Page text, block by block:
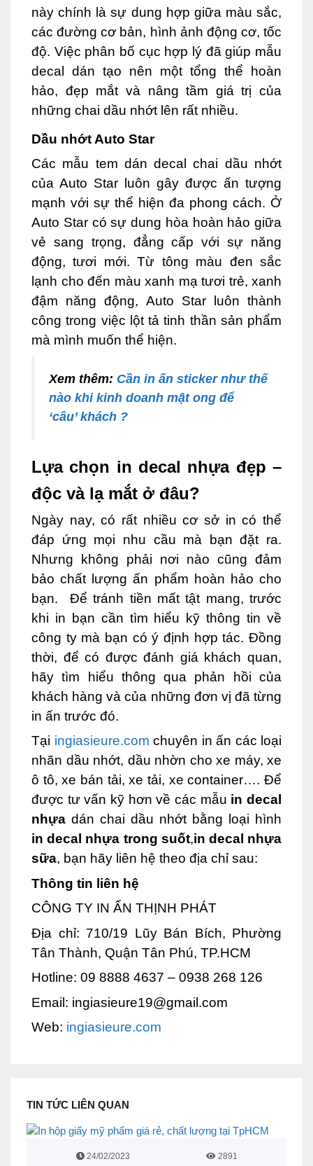
này chính là sự dung hợp giữa màu sắc,
các đường cơ bản, hình ảnh động cơ, tốc
độ. Việc phân bố cục hợp lý đã giúp mẫu
decal dán tạo nên một tổng thể hoàn
hảo, đẹp mắt và nâng tầm giá trị của
những chai dầu nhớt lên rất nhiều.
Dầu nhớt Auto Star
Các mẫu tem dán decal chai dầu nhớt
của Auto Star luôn gây được ấn tượng
mạnh với sự thể hiện đa phong cách. Ở
Auto Star có sự dung hòa hoàn hảo giữa
vẻ sang trọng, đẳng cấp với sự năng
động, tươi mới. Từ tông màu đen sắc
lạnh cho đến màu xanh mạ tươi trẻ, xanh
đậm năng động, Auto Star luôn thành
công trong việc lột tả tinh thần sản phẩm
mà mình muốn thể hiện.
Xem thêm: Cần in ấn sticker như thế
nào khi kinh doanh mật ong để
‘câu’ khách ?
Lựa chọn in decal nhựa đẹp –
độc và lạ mắt ở đâu?
Ngày nay, có rất nhiều cơ sở in có thể
đáp ứng mọi nhu cầu mà bạn đặt ra.
Nhưng không phải nơi nào cũng đảm
bảo chất lượng ấn phẩm hoàn hảo cho
bạn. Để tránh tiền mất tật mang, trước
khi in bạn cần tìm hiểu kỹ thông tin về
công ty mà bạn có ý định hợp tác. Đồng
thời, để có được đánh giá khách quan,
hãy tìm hiểu thông qua phản hồi của
khách hàng và của những đơn vị đã từng
in ấn trước đó.
Tại ingiasieure.com chuyên in ấn các loại
nhãn dầu nhớt, dầu nhờn cho xe máy, xe
ô tô, xe bán tải, xe tải, xe container…. Để
được tư vấn kỹ hơn về các mẫu in decal
nhựa dán chai dầu nhớt bằng loại hình
in decal nhựa trong suốt,in decal nhựa
sữa, bạn hãy liên hệ theo địa chỉ sau:
Thông tin liên hệ
CÔNG TY IN ẤN THỊNH PHÁT
Địa chỉ: 710/19 Lũy Bán Bích, Phường
Tân Thành, Quận Tân Phú, TP.HCM
Hotline: 09 8888 4637 – 0938 268 126
Email: ingiasieure19@gmail.com
Web: ingiasieure.com
TIN TỨC LIÊN QUAN
24/02/2023 2891